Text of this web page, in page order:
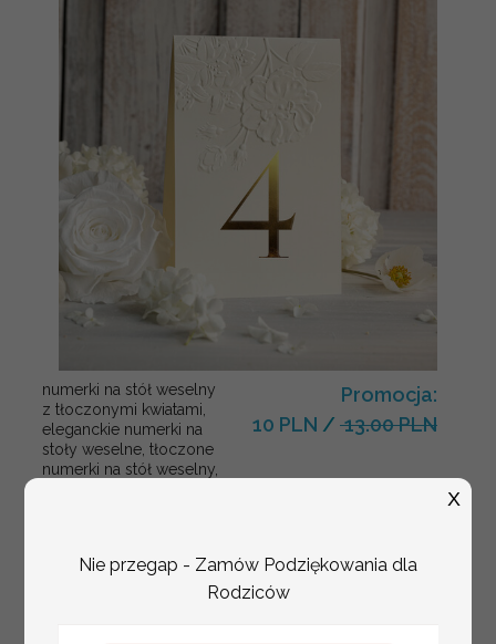
numerki na stół weselny
z tłoczonymi kwiatami,
eleganckie numerki na
stoły weselne, tłoczone
numerki na stół weselny,
Promocja:
10 PLN / 13.00 PLN
Nie przegap - Zamów Podziękowania dla
Rodziców
X